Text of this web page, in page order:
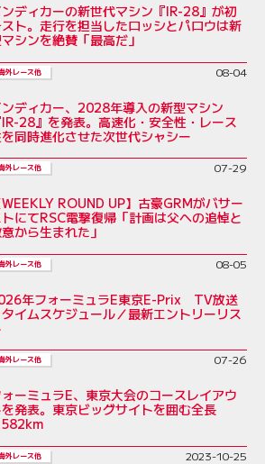
ディカーの新世代マシン『IR-28』が初
ト。走行を担当したロッシとパロウは新
シンを絶賛「最高だ」
外レース他 08-04
ディカー、2028年導入の新型マシン
IR-28』を発表。高速化・安全性・レース
同時進化させた次世代シャシー
外レース他 07-29
WEEKLY ROUND UP】古豪GRMがバサー
にてRSC電撃復帰「計画は父への追悼と
から生まれた」
外レース他 08-05
年フォーミュラE東京E-Prix TV放送
タイムスケジュール／最新エントリーリス
外レース他 07-26
ーミュラE、東京大会のコースレイアウ
を発表。東京ビッグサイトを囲む全長
外レース他 2023-10-25